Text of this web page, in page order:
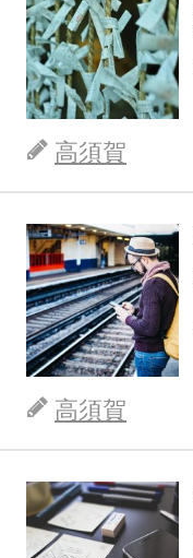
高須賀
高須賀